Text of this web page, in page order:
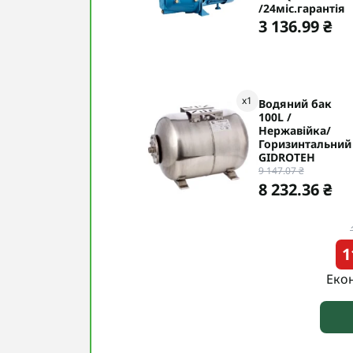
/24міс.гарантія
3 136.99 ₴
x1
Водяний бак
100L /
Нержавійка/
Горизинтальний
GIDROTEH
9 147.07 ₴
8 232.36 ₴